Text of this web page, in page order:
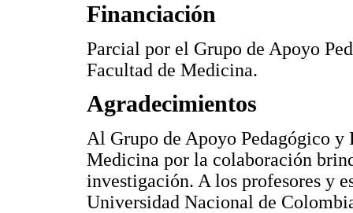
Financiación
Parcial por el Grupo de Apoyo
Facultad de Medicina.
Agradecimientos
Al Grupo de Apoyo Pedagógico
Medicina por la colaboración
investigación. A los profesores y
Universidad Nacional de